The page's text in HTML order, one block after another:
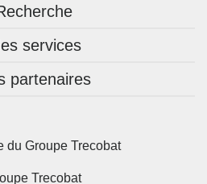
une agence
Bretagne
de la Loire
Occitanie
annonces
+ terrain
services
Trecobois
un proche!
partenaires
du Groupe Trecobat